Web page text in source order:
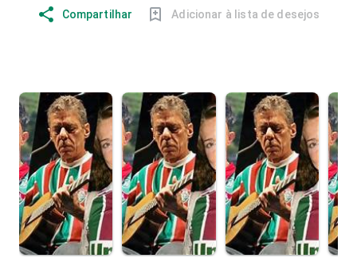
Compartilhar Adicionar à lista de desejos